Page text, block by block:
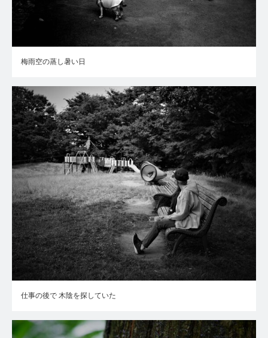
梅雨空の蒸し暑い日
仕事の後で 木陰を探していた